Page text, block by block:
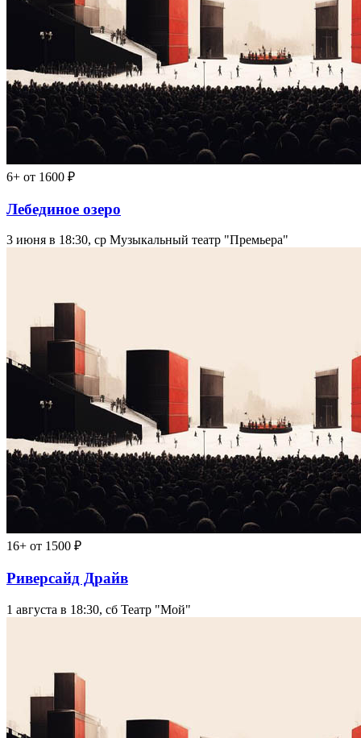
6+ от 1600 ₽
Лебединое озеро
3 июня в 18:30, ср Музыкальный театр "Премьера"
16+ от 1500 ₽
Риверсайд Драйв
1 августа в 18:30, сб Театр "Мой"